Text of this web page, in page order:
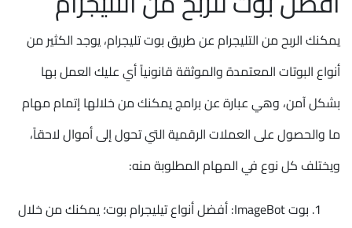
يمكنك الربح من التليجرام عن طريق بوت تليجرام، يوجد الكثير من
أنواع البوتات المعتمدة والموثقة قانونياً أي عليك العمل بها
بشكل آمن، وهي عبارة عن برامج يمكنك من خلالها إتمام مهام
ما والحصول على العملات الرقمية التي تحول إلى أموال لاحقاً،
ويختلف كل نوع في المهام المطلوبة منه:
بوت ImageBot: أفضل أنواع تيليجرام بوت؛ يمكنك من خلال